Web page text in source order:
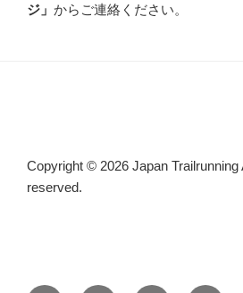
ジ」 からご連絡ください。
Copyright © 2026 Japan
reserved.